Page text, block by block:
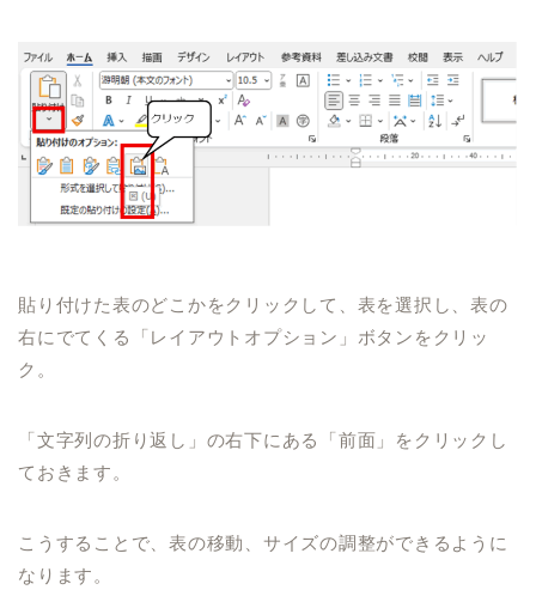
貼り付けた表のどこかをクリックして、表を選択し、表の
右にでてくる「レイアウトオプション」ボタンをクリッ
ク。
「文字列の折り返し」の右下にある「前面」をクリックし
ておきます。
こうすることで、表の移動、サイズの調整ができるように
なります。